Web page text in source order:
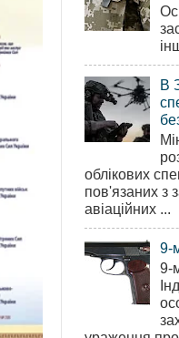
В
облікових
пов'язаних з
авіаційних ...
9-
9-